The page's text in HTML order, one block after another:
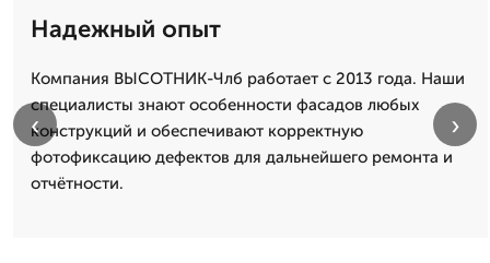
Надежный опыт
Компания ВЫСОТНИК-Члб работает с 2013 года. Наши
специалисты знают особенности фасадов любых
конструкций и обеспечивают корректную
фотофиксацию дефектов для дальнейшего ремонта и
отчётности.
‹ ›